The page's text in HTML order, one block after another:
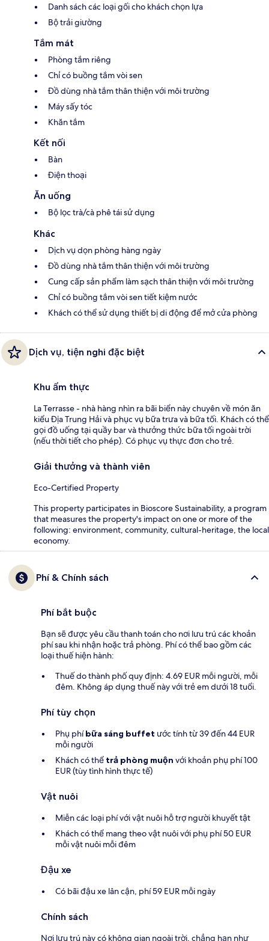
Danh sách các loại gối cho khách chọn lựa
Bộ trải giường
Tắm mát
Phòng tắm riêng
Chỉ có buồng tắm vòi sen
Đồ dùng nhà tắm thân thiện với môi trường
Máy sấy tóc
Khăn tắm
Kết nối
Bàn
Điện thoại
Ăn uống
Bộ lọc trà/cà phê tái sử dụng
Khác
Dịch vụ dọn phòng hàng ngày
Đồ dùng nhà tắm thân thiện với môi trường
Cung cấp sản phẩm làm sạch thân thiện với môi trường
Chỉ có buồng tắm vòi sen tiết kiệm nước
Khách có thể sử dụng thiết bị di động để mở cửa phòng
Dịch vụ, tiện nghi đặc biệt
Khu ẩm thực
La Terrasse - nhà hàng nhìn ra bãi biển này chuyên về món ăn
kiểu Địa Trung Hải và phục vụ bữa trưa và bữa tối. Khách có thể
gọi đồ uống tại quầy bar và thưởng thức bữa tối ngoài trời
(nếu thời tiết cho phép). Có phục vụ thực đơn cho trẻ.
Giải thưởng và thành viên
Eco-Certified Property
This property participates in Bioscore Sustainability, a program
that measures the property's impact on one or more of the
following: environment, community, cultural-heritage, the local
economy.
Phí & Chính sách
Phí bắt buộc
Bạn sẽ được yêu cầu thanh toán cho nơi lưu trú các khoản
phí sau khi nhận hoặc trả phòng. Phí có thể bao gồm các
loại thuế hiện hành:
Thuế do thành phố quy định: 4.69 EUR mỗi người, mỗi
đêm. Không áp dụng thuế này với trẻ em dưới 18 tuổi.
Phí tùy chọn
Phụ phíbữa sáng buffet ước tính từ 39 đến 44 EUR
mỗi người
Khách có thể trả phòng muộn với khoản phụ phí 100
EUR (tùy tình hình thực tế)
Vật nuôi
Miễn các loại phí với vật nuôi hỗ trợ người khuyết tật
Khách có thể mang theo vật nuôi với phụ phí 50 EUR
mỗi vật nuôi mỗi đêm
Đậu xe
Có bãi đậu xe lân cận, phí 59 EUR mỗi ngày
Chính sách
Nơi lưu trú này có không gian ngoài trời, chẳng hạn như